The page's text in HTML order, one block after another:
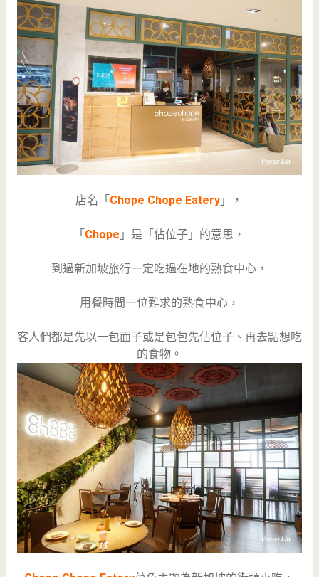
店名「 Chope Chope Eatery 」，
「 Chope 」是「佔位子」的意思，
到過新加坡旅行一定吃過在地的熟食中心，
用餐時間一位難求的熟食中心，
客人們都是先以一包面子或是包包先佔位子、再去點想吃
的食物。